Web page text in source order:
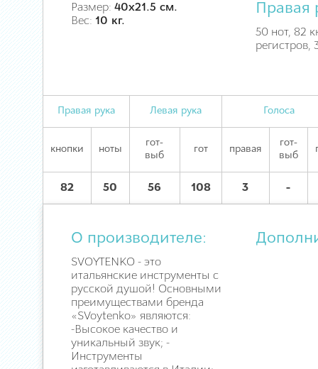
Размер: 40х21.5 см.
Вес: 10 кг.
Правая
50 нот, 82
регистров,
Правая рука Левая рука Голоса
кнопки ноты
гот-
выб
гот правая
гот-
выб
82 50 56 108 3 -
О производителе:
SVOYTENKO - это
итальянские инструменты с
русской душой! Основными
преимуществами бренда
«SVoytenko» являются:
-Высокое качество и
уникальный звук; -
Инструменты